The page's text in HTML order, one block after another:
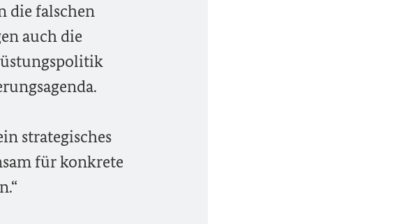
die falschen
auch die
strategisches
für konkrete